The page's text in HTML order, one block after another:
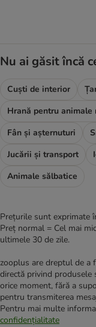
Nu ai găsit încă
Cuști de interior
Fân și așternuturi
Jucării și transport
Animale sălbatice
Prețurile sunt exprimate
Preț normal = Cel mai
ultimele 30 de zile.
zooplus are dreptul de a
directă privind produsele
orice moment, fără a
pentru transmiterea
Pentru mai multe
confidențialitate